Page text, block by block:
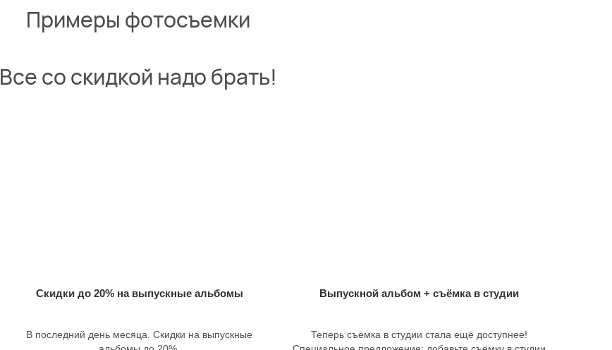
Примеры фотосъемки
Все со скидкой надо брать!
Скидки до 20% на выпускные альбомы
В последний день месяца. Скидки на выпускные
Выпускной альбом + съёмка в студии
Теперь съёмка в студии стала ещё доступнее!